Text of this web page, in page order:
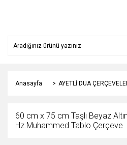
Anasayfa AYETLİ DUA
60 cm x 75 cm Taşlı Beyaz
Hz.Muhammed Tablo Çerçeve